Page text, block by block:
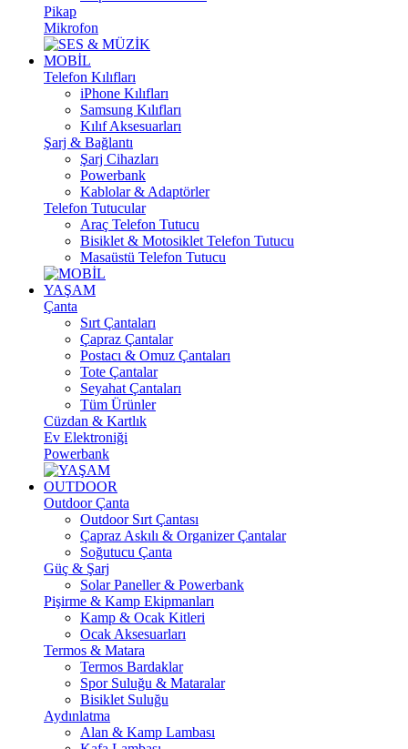
Pikap
Mikrofon
MOBİL
Telefon Kılıfları
iPhone Kılıfları
Samsung Kılıfları
Kılıf Aksesuarları
Şarj & Bağlantı
Şarj Cihazları
Powerbank
Kablolar & Adaptörler
Telefon Tutucular
Araç Telefon Tutucu
Bisiklet & Motosiklet Telefon Tutucu
Masaüstü Telefon Tutucu
YAŞAM
Çanta
Sırt Çantaları
Çapraz Çantalar
Postacı & Omuz Çantaları
Tote Çantalar
Seyahat Çantaları
Tüm Ürünler
Cüzdan & Kartlık
Ev Elektroniği
Powerbank
OUTDOOR
Outdoor Çanta
Outdoor Sırt Çantası
Çapraz Askılı & Organizer Çantalar
Soğutucu Çanta
Güç & Şarj
Solar Paneller & Powerbank
Pişirme & Kamp Ekipmanları
Kamp & Ocak Kitleri
Ocak Aksesuarları
Termos & Matara
Termos Bardaklar
Spor Suluğu & Mataralar
Bisiklet Suluğu
Aydınlatma
Alan & Kamp Lambası